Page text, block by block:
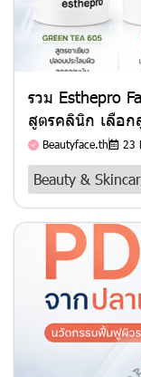
รวม Esthepro
สูตรคลินิก เลือก
Beautyface.th 23
Beauty &